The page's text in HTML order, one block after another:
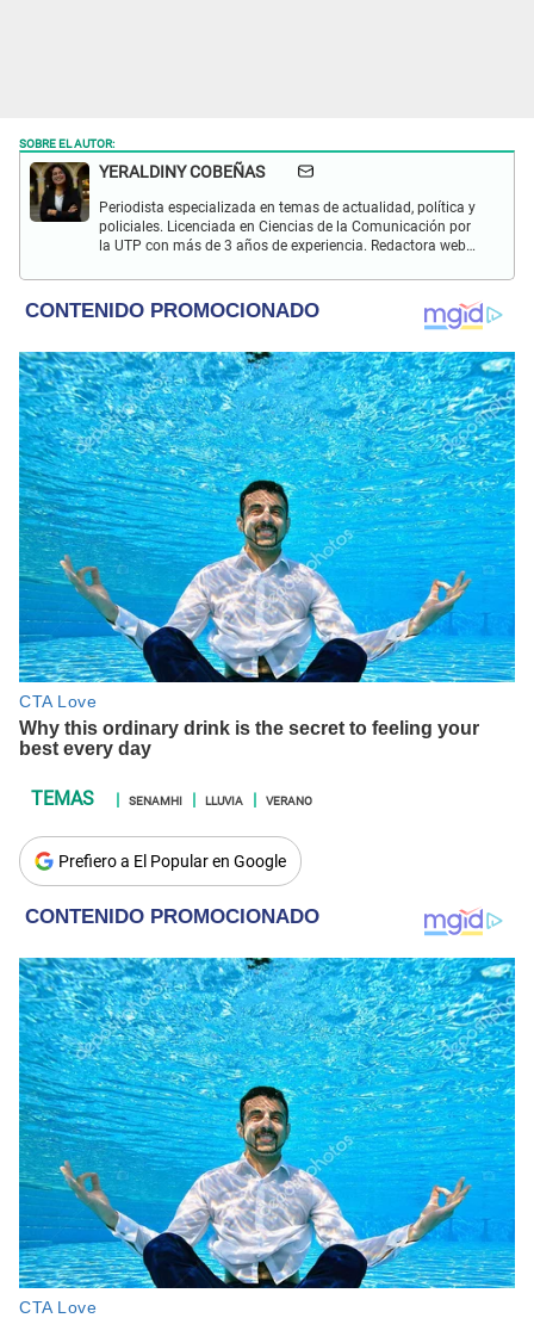
SOBRE EL AUTOR:
YERALDINY COBEÑAS
Periodista especializada en temas de actualidad, política y
policiales. Licenciada en Ciencias de la Comunicación por
la UTP con más de 3 años de experiencia. Redactora web
en temas relacionados con misterios, películas y series
policiales.
SENAMHI LLUVIA VERANO
Prefiero a El Popular en Google